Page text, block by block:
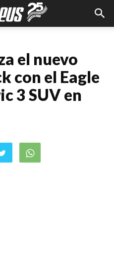
el nuevo
con el Eagle
3 SUV en